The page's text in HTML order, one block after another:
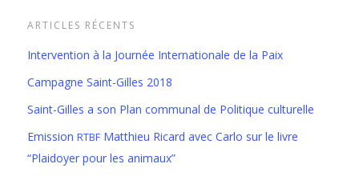
ARTICLES RÉCENTS
Intervention à la Journée Internationale de la Paix
Campagne Saint-Gilles 2018
Saint-Gilles a son Plan communal de Politique culturelle
Emission RTBFMatthieu Ricard avec Carlo sur le livre
“Plaidoyer pour les animaux”